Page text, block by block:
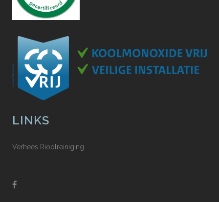
LINKS
Verhees Rioolreiniging